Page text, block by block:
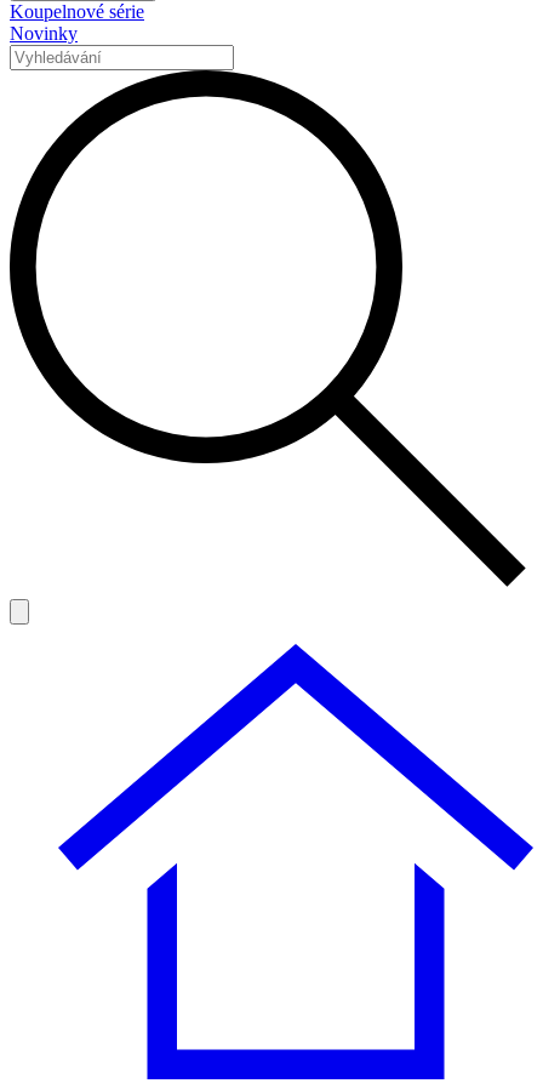
Koupelnové série
Novinky